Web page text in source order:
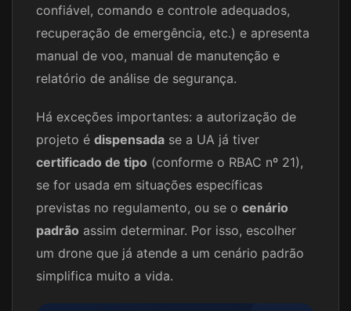
confiável, comando e controle adequados,
recuperação de emergência, etc.) e apresenta
manual de voo, manual de manutenção e
relatório de análise de segurança.
Há exceções importantes: a autorização de
projeto é dispensada se a UA já tiver
certificado de tipo (conforme o RBAC nº 21),
se for usada em situações específicas
previstas no regulamento, ou se o cenário
padrão assim determinar. Por isso, escolher
um drone que já atende a um cenário padrão
simplifica muito a vida.